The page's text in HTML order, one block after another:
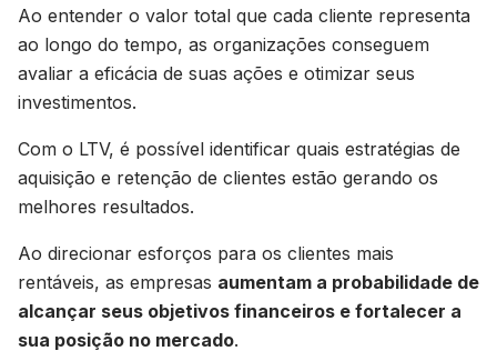
Ao entender o valor total que cada cliente representa
ao longo do tempo, as organizações conseguem
avaliar a eficácia de suas ações e otimizar seus
investimentos.
Com o LTV, é possível identificar quais estratégias de
aquisição e retenção de clientes estão gerando os
melhores resultados.
Ao direcionar esforços para os clientes mais
rentáveis, as empresas aumentam a probabilidade de
alcançar seus objetivos financeiros e fortalecer a
sua posição no mercado.